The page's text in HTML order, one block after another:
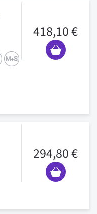
418,10 €
294,80 €